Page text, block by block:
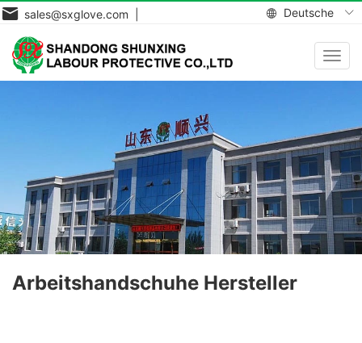
Deutsche
sales@sxglove.com |
Arbeitshandschuhe Hersteller